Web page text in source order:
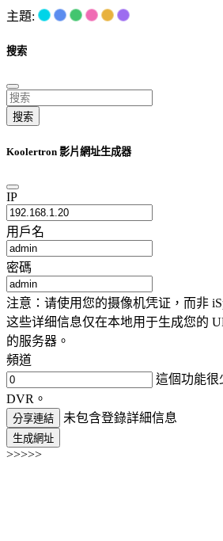
主題:
搜索
搜索
Koolertron 影片網址生成器
IP
用戶名
密碼
注意：请使用您的摄像机凭证，而非
这些详细信息仅在本地用于生成您的
的服务器。
頻道
這個功能很
DVR。
分享連結 未包含登錄詳細信息
生成網址
>>>>>